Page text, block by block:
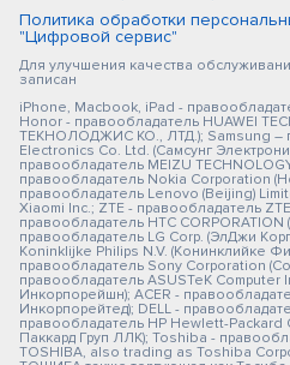
Политика обработки
"Цифровой сервис"
Для улучшения качества
записан
iPhone, Macbook, iPad -
Honor - правообладатель HUAWEI
ТЕКНОЛОДЖИС КО., ЛТД.); Samsung –
Electronics Co. Ltd. (Самсунг
правообладатель MEIZU
правообладатель Nokia Corporation
правообладатель Lenovo (Beijing)
Xiaomi Inc.; ZTE - правообладатель
правообладатель HTC
правообладатель LG Corp. (ЭлДжи
Koninklijke Philips N.V. (Конинклийке
правообладатель Sony Corporation
правообладатель ASUSTeK Computer
Инкорпорейшн); ACER -
Инкорпорейтед); DELL -
правообладатель HP Hewlett-Packard
Паккард Груп ЛЛК); Toshiba -
TOSHIBA, also trading as Toshiba